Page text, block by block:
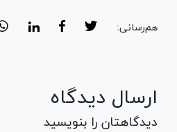
هم‌رسانی:
ارسال دیدگاه
دیدگاهتان را بنویسید